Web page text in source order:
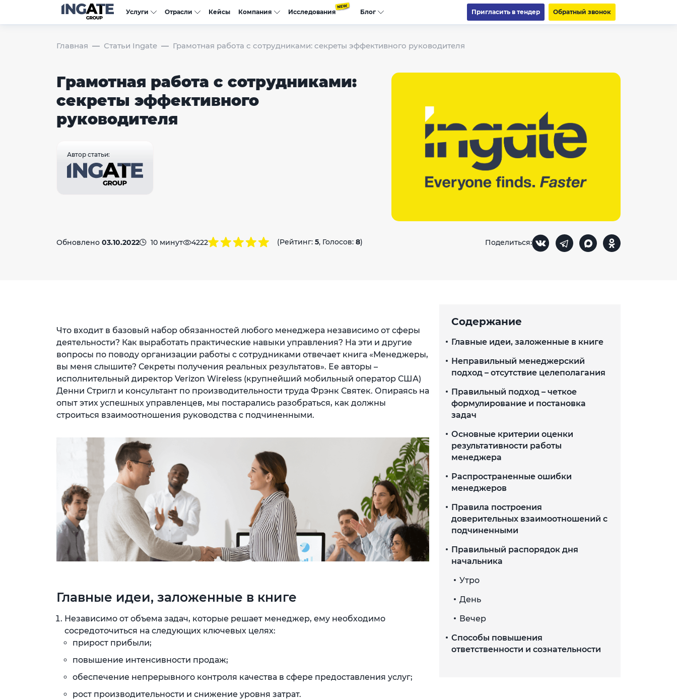
Услуги Отрасли Кейсы Компания Исследования Блог Пригласить в тендер Обратный звонок
Главная Статьи Ingate Грамотная работа с сотрудниками: секреты эффективного руководителя
Грамотная работа с сотрудниками:
секреты эффективного
руководителя
Автор статьи:
Обновлено 03.10.2022 10 минут 4222 (Рейтинг: 5, Голосов: 8) Поделиться:
Что входит в базовый набор обязанностей любого менеджера независимо от сферы
деятельности? Как выработать практические навыки управления? На эти и другие
вопросы по поводу организации работы с сотрудниками отвечает книга «Менеджеры,
вы меня слышите? Секреты получения реальных результатов». Ее авторы –
исполнительный директор Verizon Wireless (крупнейший мобильный оператор США)
Денни Стригл и консультант по производительности труда Фрэнк Святек. Опираясь на
опыт этих успешных управленцев, мы постарались разобраться, как должны
строиться взаимоотношения руководства с подчиненными.
Главные идеи, заложенные в книге
Независимо от объема задач, которые решает менеджер, ему необходимо
сосредоточиться на следующих ключевых целях:
прирост прибыли;
повышение интенсивности продаж;
обеспечение непрерывного контроля качества в сфере предоставления услуг;
рост производительности и снижение уровня затрат.
Содержание
Главные идеи, заложенные в книге
Неправильный менеджерский
подход – отсутствие целеполагания
Правильный подход – четкое
формулирование и постановка
задач
Основные критерии оценки
результативности работы
менеджера
Распространенные ошибки
менеджеров
Правила построения
доверительных взаимоотношений с
подчиненными
Правильный распорядок дня
начальника
Утро
День
Вечер
Способы повышения
ответственности и сознательности